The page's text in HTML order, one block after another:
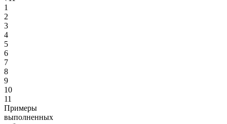
1
2
3
4
5
6
7
8
9
10
11
Примеры
выполненных